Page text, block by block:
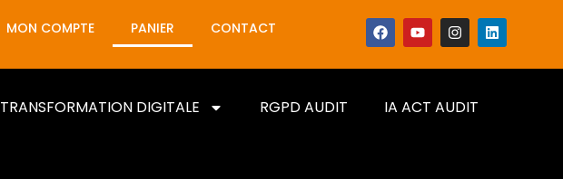
MON COMPTE PANIER CONTACT
TRANSFORMATION DIGITALE RGPD AUDIT IA ACT AUDIT